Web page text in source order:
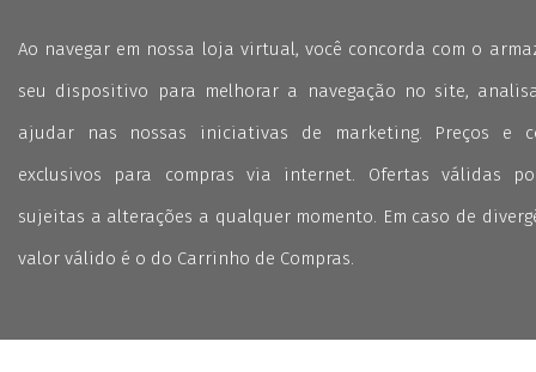
Ao navegar em nossa loja virtual, você concorda com o
seu dispositivo para melhorar a navegação no site,
ajudar nas nossas iniciativas de marketing. Preços e
exclusivos para compras via internet. Ofertas válidas
sujeitas a alterações a qualquer momento. Em caso de
valor válido é o do Carrinho de Compras.